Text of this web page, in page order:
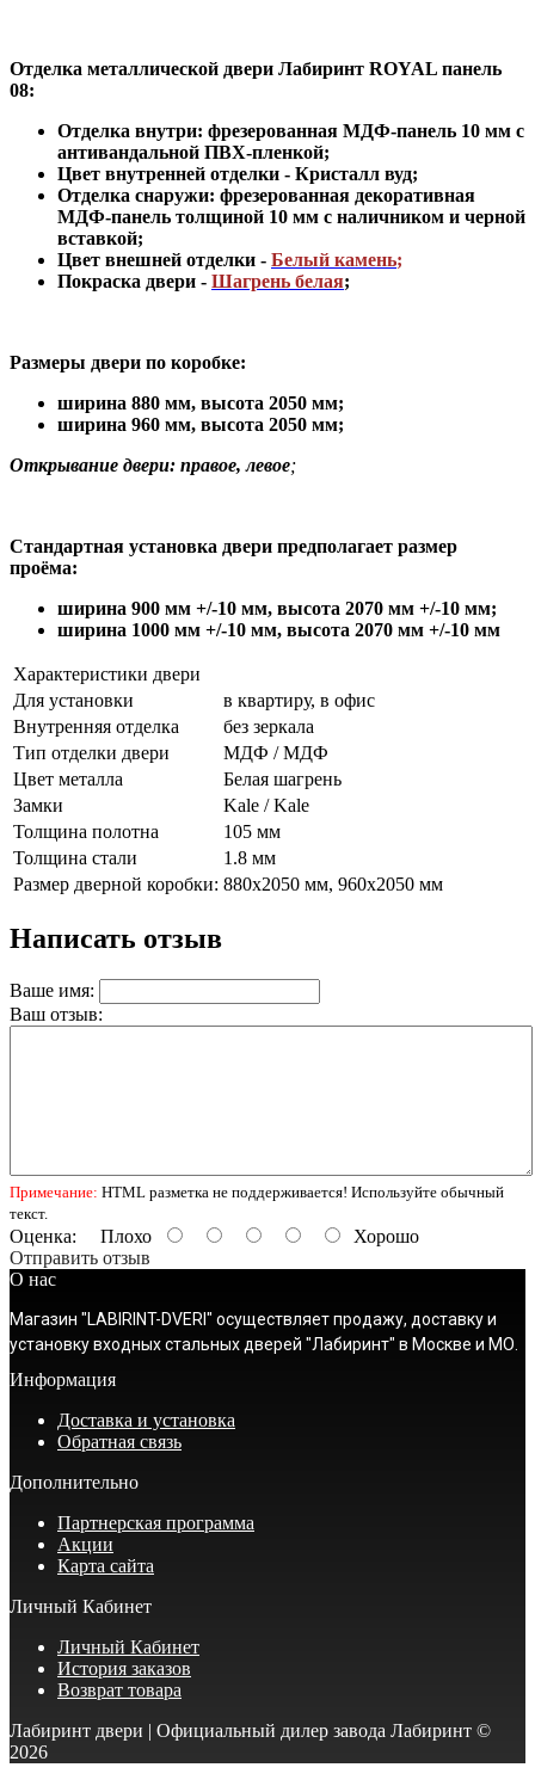
Отделка металлической двери Лабиринт ROYAL панель
08:
Отделка внутри: фрезерованная МДФ-панель 10 мм с
антивандальной ПВХ-пленкой;
Цвет внутренней отделки - Кристалл вуд;
Отделка снаружи: фрезерованная декоративная
МДФ-панель толщиной 10 мм с наличником и черной
вставкой;
Цвет внешней отделки - Белый камень;
Покраска двери - Шагрень белая;
Размеры двери по коробке:
ширина 880 мм, высота 2050 мм;
ширина 960 мм, высота 2050 мм;
Открывание двери: правое, левое;
Стандартная установка двери предполагает размер
проёма:
ширина 900 мм +/-10 мм, высота 2070 мм +/-10 мм;
ширина 1000 мм +/-10 мм, высота 2070 мм +/-10 мм
Характеристики двери
Для установки
в квартиру, в офис
Внутренняя отделка
без зеркала
Тип отделки двери
МДФ / МДФ
Цвет металла
Белая шагрень
Замки
Kale / Kale
Толщина полотна
105 мм
Толщина стали
1.8 мм
Размер дверной коробки: 880х2050 мм, 960х2050 мм
Написать отзыв
Ваше имя:
Ваш отзыв:
Примечание: HTML разметка не поддерживается! Используйте обычный
текст.
Оценка: Плохо
Хорошо
Отправить отзыв
О нас
Магазин "LABIRINT-DVERI" осуществляет продажу, доставку и
установку входных стальных дверей "Лабиринт" в Москве и МО.
Информация
Доставка и установка
Обратная связь
Дополнительно
Партнерская программа
Акции
Карта сайта
Личный Кабинет
Личный Кабинет
История заказов
Возврат товара
Лабиринт двери | Официальный дилер завода Лабиринт ©
2026